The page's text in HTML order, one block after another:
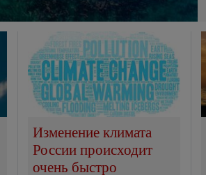
Изменение климата
России происходит
очень быстро